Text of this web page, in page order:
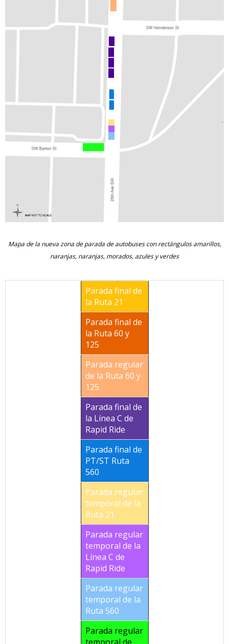
Mapa de la nueva zona de parada de autobuses con rectángulos amarillos,
naranjas, naranjas, morados, azules y verdes
Parada final de
la Ruta 21
Parada final de
la Ruta 60 y
125
Parada regular
de la Ruta 60 y
125
Parada final de
la Línea C de
Rapid Ride
Parada final de
PT/ST Ruta
560
Parada regular
temporal de la
Ruta 21
Parada regular
temporal de la
Línea C de
Rapid Ride
Parada regular
temporal de la
Ruta 560
Parada regular